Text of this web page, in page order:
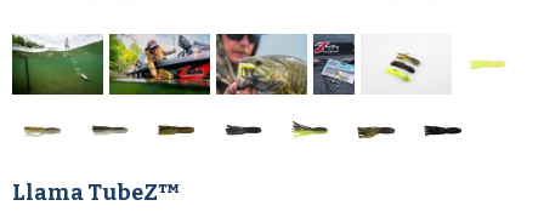
Llama TubeZ™